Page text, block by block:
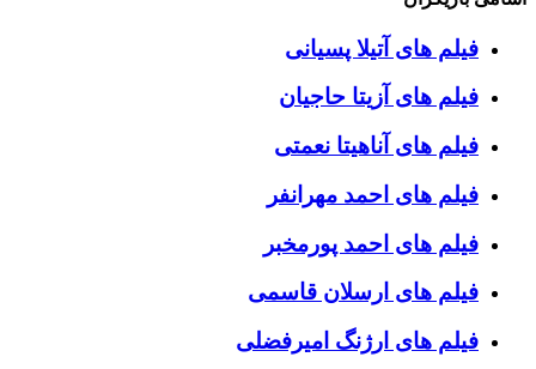
فیلم های آتیلا پسیانی
فیلم های آزیتا حاجیان
فیلم های آناهیتا نعمتی
فیلم های احمد مهرانفر
فیلم های احمد پورمخبر
فیلم های ارسلان قاسمی
فیلم های ارژنگ امیرفضلی